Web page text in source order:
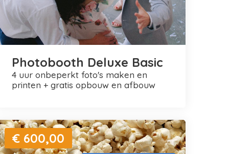
Photobooth Deluxe Basic
4 uur onbeperkt foto's maken en
printen + gratis opbouw en afbouw
€ 600,00